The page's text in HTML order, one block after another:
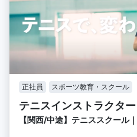
正社員 スポーツ教育・スクール
テニスインストラクター
【関西/中途】テニススクール